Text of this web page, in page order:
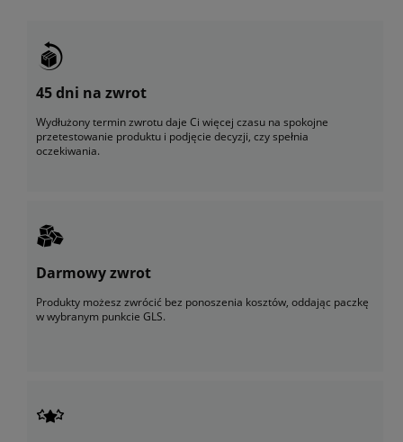
45 dni na zwrot
Wydłużony termin zwrotu daje Ci więcej czasu na spokojne
przetestowanie produktu i podjęcie decyzji, czy spełnia
oczekiwania.
Darmowy zwrot
Produkty możesz zwrócić bez ponoszenia kosztów, oddając paczkę
w wybranym punkcie GLS.